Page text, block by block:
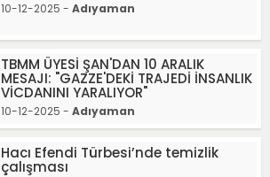
10-12-2025 - Adıyaman
TBMM ÜYESİ ŞAN'DAN 10 ARALIK
MESAJI: "GAZZE'DEKİ TRAJEDİ İNSANLIK
VİCDANINI YARALIYOR"
10-12-2025 - Adıyaman
Hacı Efendi Türbesi’nde temizlik
çalışması